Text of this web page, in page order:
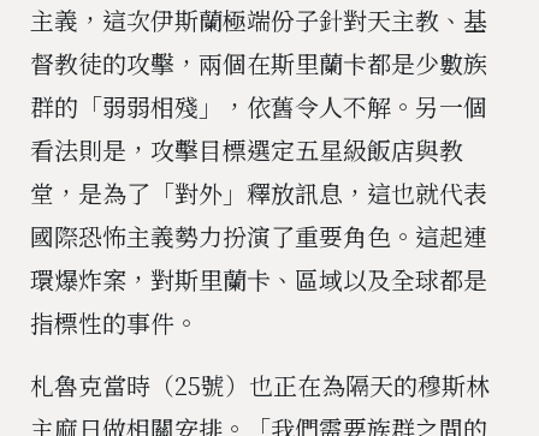
主義，這次伊斯蘭極端份子針對天主教、基
督教徒的攻擊，兩個在斯里蘭卡都是少數族
群的「弱弱相殘」，依舊令人不解。另一個
看法則是，攻擊目標選定五星級飯店與教
堂，是為了「對外」釋放訊息，這也就代表
國際恐怖主義勢力扮演了重要角色。這起連
環爆炸案，對斯里蘭卡、區域以及全球都是
指標性的事件。
札魯克當時（25號）也正在為隔天的穆斯林
主麻日做相關安排。「我們需要族群之間的